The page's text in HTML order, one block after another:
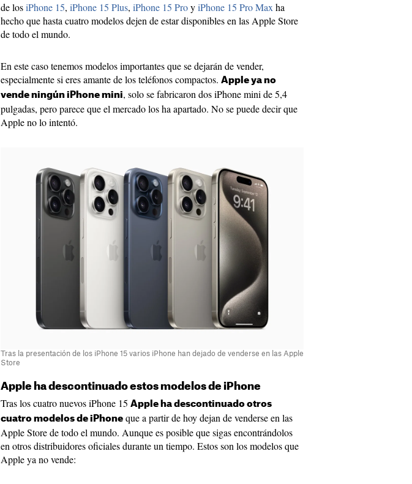
de losiPhone 15, iPhone 15 Plus, iPhone 15 ProyiPhone 15 Pro Max ha
hecho que hasta cuatro modelos dejen de estar disponibles en las Apple Store
de todo el mundo.
En este caso tenemos modelos importantes que se dejarán de vender,
especialmente si eres amante de los teléfonos compactos. Apple ya no
vende ningún iPhone mini, solo se fabricaron dos iPhone mini de 5,4
pulgadas, pero parece que el mercado los ha apartado. No se puede decir que
Apple no lo intentó.
Tras la presentación de los iPhone 15 varios iPhone han dejado de venderse en las Apple
Store
Apple ha descontinuado estos modelos de iPhone
Tras los cuatro nuevos iPhone 15 Apple ha descontinuado otros
cuatro modelos de iPhone que a partir de hoy dejan de venderse en las
Apple Store de todo el mundo. Aunque es posible que sigas encontrándolos
en otros distribuidores oficiales durante un tiempo. Estos son los modelos que
Apple ya no vende: